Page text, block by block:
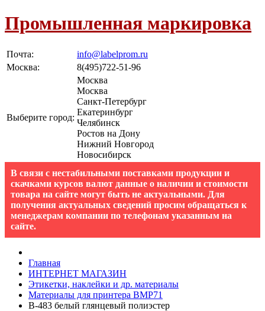
Промышленная маркировка
Почта:
info@labelprom.ru
Москва: 8(495)722-51-96
Выберите город:
Москва
Москва
Санкт-Петербург
Екатеринбург
Челябинск
Ростов на Дону
Нижний Новгород
Новосибирск
В связи с нестабильными поставками продукции и
скачками курсов валют данные о наличии и стоимости
товара на сайте могут быть не актуальными. Для
получения актуальных сведений просим обращаться к
менеджерам компании по телефонам указанным на
сайте.
Главная
ИНТЕРНЕТ МАГАЗИН
Этикетки, наклейки и др. материалы
Материалы для принтера BMP71
B-483 белый глянцевый полиэстер